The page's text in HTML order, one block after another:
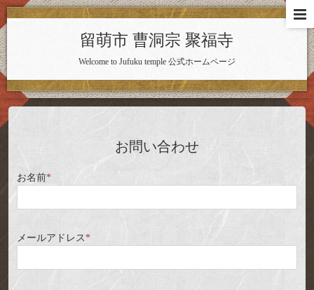
留萌市 曹洞宗 聚福寺
Welcome to Jufuku temple 公式ホームページ
お問い合わせ
お名前*
メールアドレス*